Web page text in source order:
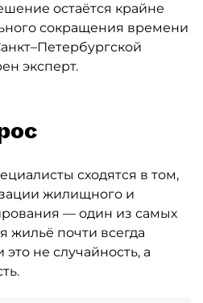
остаётся крайне
сокращения времени
эксперт.
сходятся в том,
жилищного и
— один из самых
жильё почти всегда
не случайность, а